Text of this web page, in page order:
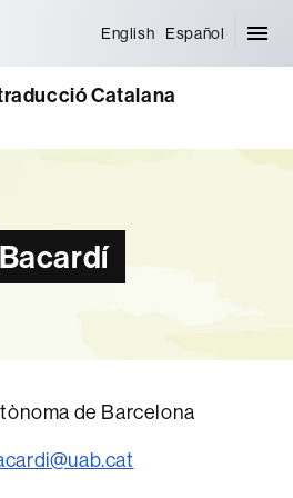
English Español
Catalana
de Barcelona